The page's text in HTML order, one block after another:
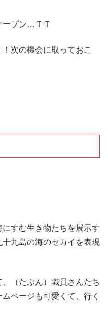
ープン…ＴＴ
次の機会に取っておこ
にすむ生き物たちを展示す
九島の海のセカイを表現
（たぶん）職員さんたち
ページも可愛くて、行く